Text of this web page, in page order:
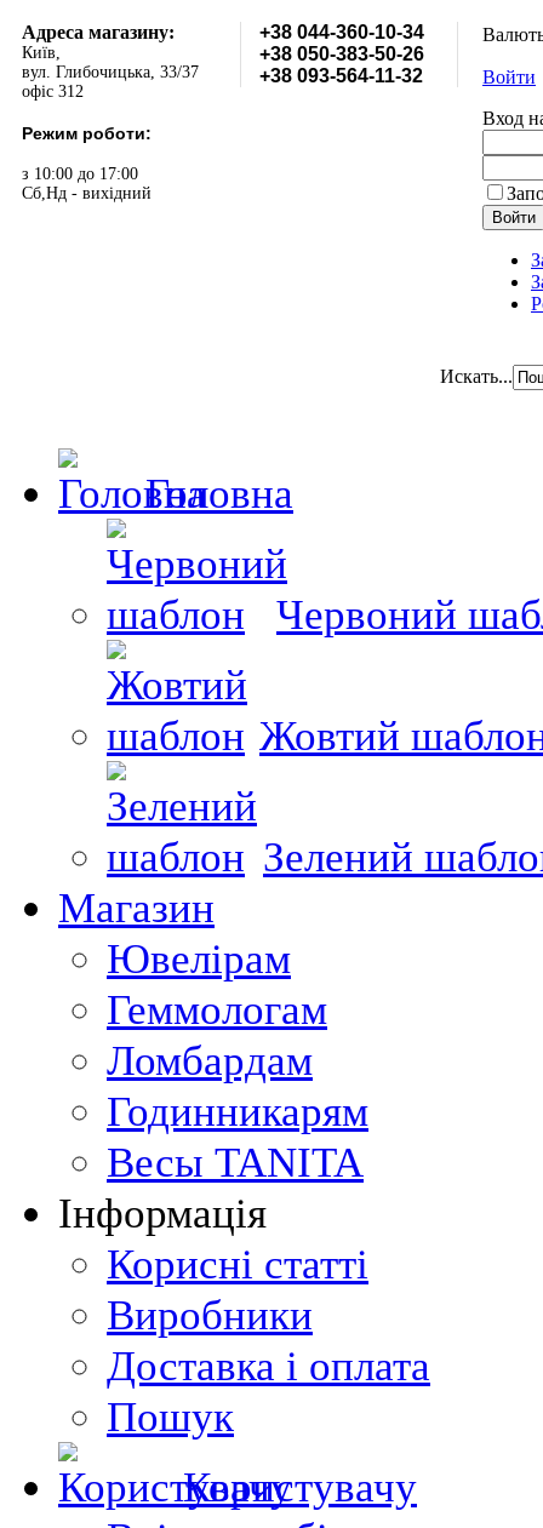
Адреса магазину:
Київ,
вул. Глибочицька, 33/37
офіс 312
Режим роботи:
з 10:00 до 17:00
Сб,Нд - вихідний
+38 044-360-10-34
+38 050-383-50-26
+38 093-564-11-32
Войти
Вход
Искать...
Головна
Червоний
Жовтий
Зелений
Магазин
Ювелірам
Геммологам
Ломбардам
Годинникарям
Весы TANITA
Інформація
Корисні статті
Виробники
Доставка і оплата
Пошук
Користувачу